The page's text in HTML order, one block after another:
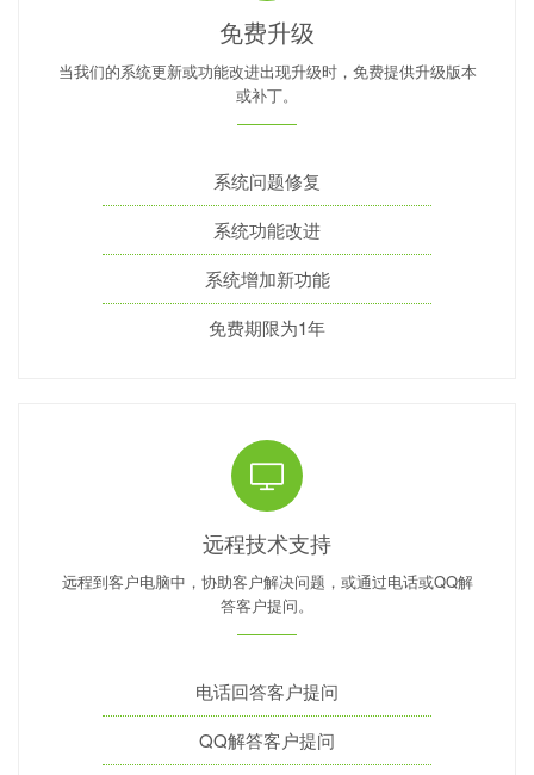
免费升级
当我们的系统更新或功能改进出现升级时，免费提供升级版本
或补丁。
系统问题修复
系统功能改进
系统增加新功能
免费期限为1年
远程技术支持
远程到客户电脑中，协助客户解决问题，或通过电话或QQ解
答客户提问。
电话回答客户提问
QQ解答客户提问